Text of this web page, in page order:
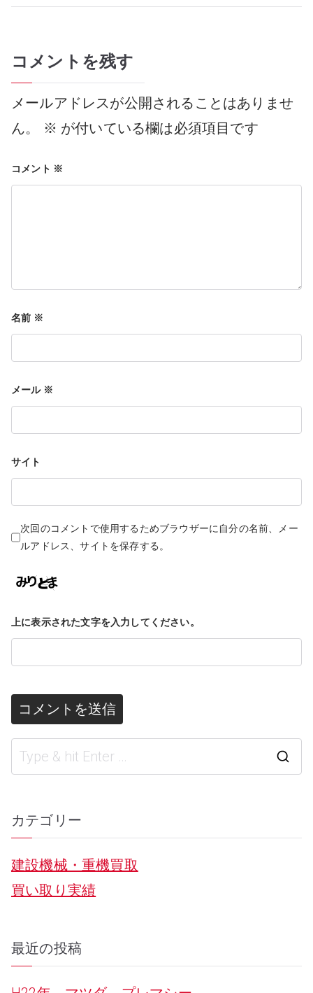
稿
ナ
ビ
ゲ
シ
ョ
ン
コメントを残す
メールアドレスが公開されることはありませ
ん。
※ が付いている欄は必須項目です
コメント ※
名前 ※
メール ※
サイト
次回のコメントで使用するためブラウザーに自分の名前、メー
ルアドレス、サイトを保存する。
上に表示された文字を入力してください。
r
r
カテゴリー
建設機械・重機買取
買い取り実績
最近の投稿